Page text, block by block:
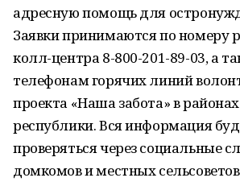
адресную помощь для
Заявки принимаются по номеру
колл-центра 8-800-201-89-03, а
телефонам горячих линий
проекта «Наша забота» в
республики. Вся информация
проверяться через социальные
домкомов и местных